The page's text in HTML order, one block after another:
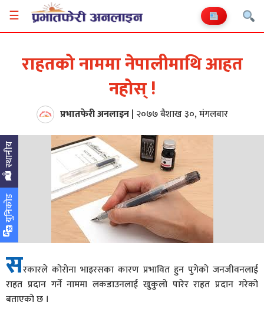
☰
युनिकोड
स्थानीय
राहतको नाममा नेपालीमाथि आहत
नहोस् !
प्रभातफेरी अनलाइन| २०७७ बैशाख ३०, मंगलबार
सरकारले कोरोना भाइरसका कारण प्रभावित हुन पुगेको जनजीवनलाई
राहत प्रदान गर्ने नाममा लकडाउनलाई खुकुलो पारेर राहत प्रदान गरेको
बताएको छ ।